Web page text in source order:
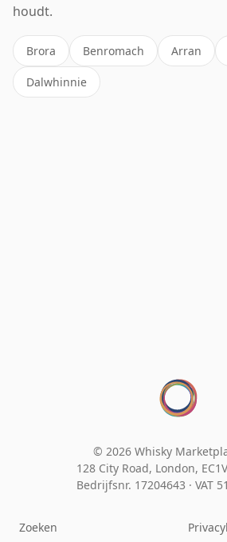
houdt.
Brora Benromach Arran
Dalwhinnie
© 2026 Whisky
128 City Road, London,
Bedrijfsnr. 17204643 · VAT
Zoeken